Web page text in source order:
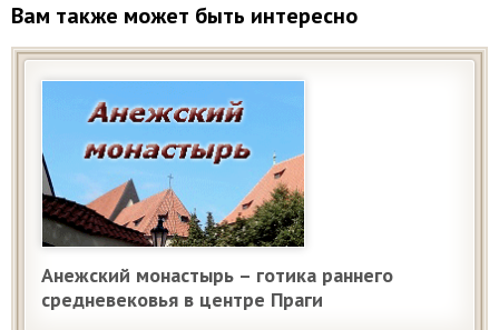
Вам также может быть интересно
Анежский монастырь – готика раннего
средневековья в центре Праги